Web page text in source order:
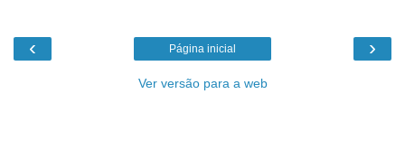
‹ ›
Página inicial
Ver versão para a web